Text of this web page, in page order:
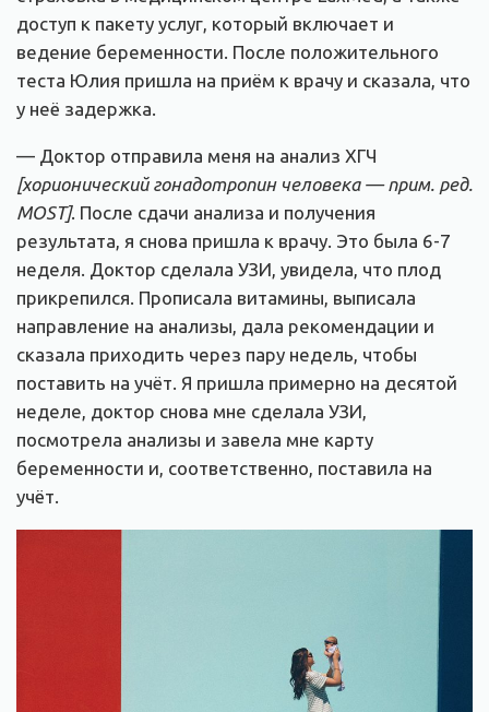
доступ к пакету услуг, который включает и
ведение беременности. После положительного
теста Юлия пришла на приём к врачу и сказала, что
у неё задержка.
— Доктор отправила меня на анализ ХГЧ
[хорионический гонадотропин человека — прим. ред.
MOST]. После сдачи анализа и получения
результата, я снова пришла к врачу. Это была 6-7
неделя. Доктор сделала УЗИ, увидела, что плод
прикрепился. Прописала витамины, выписала
направление на анализы, дала рекомендации и
сказала приходить через пару недель, чтобы
поставить на учёт. Я пришла примерно на десятой
неделе, доктор снова мне сделала УЗИ,
посмотрела анализы и завела мне карту
беременности и, соответственно, поставила на
учёт.